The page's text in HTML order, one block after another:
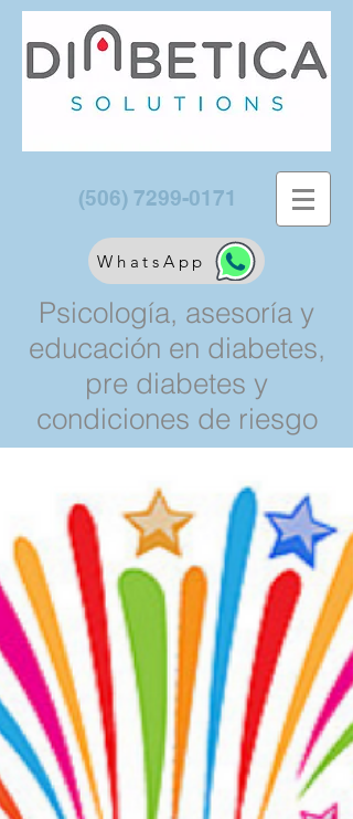
(506) 7299-0171
WhatsApp
Psicología, asesoría y
educación en diabetes,
pre diabetes y
condiciones de riesgo